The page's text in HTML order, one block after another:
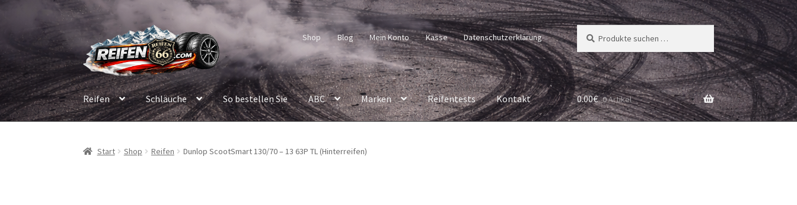
Navigation
springen
Inhalt
springen
Shop Blog Mein Konto Kasse Datenschutzerklärung
Suchen
nach:
Suchen
Reifen Schläuche So bestellen Sie ABC Marken Reifentests Kontakt 0.00€ 0 Artikel
Start Shop Reifen Dunlop ScootSmart 130/70 – 13 63P TL (Hinterreifen)